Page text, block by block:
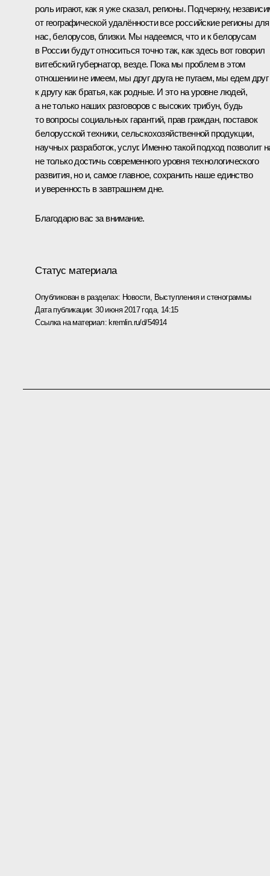
роль играют, как я уже сказал, регионы. Подчеркну,
от географической удалённости все российские регионы для
нас, белорусов, близки. Мы надеемся, что и к белорусам
в России будут относиться точно так, как здесь вот говорил
витебский губернатор, везде. Пока мы проблем в этом
отношении не имеем, мы друг друга не пугаем, мы едем друг
к другу как братья, как родные. И это на уровне людей,
а не только наших разговоров с высоких трибун, будь
то вопросы социальных гарантий, прав граждан, поставок
белорусской техники, сельскохозяйственной продукции,
научных разработок, услуг. Именно такой подход позволит
не только достичь современного уровня технологического
развития, но и, самое главное, сохранить наше единство
и уверенность в завтрашнем дне.
Благодарю вас за внимание.
Статус материала
Опубликован в разделах: Новости, Выступления и стенограммы
Дата публикации:30 июня 2017 года, 14:15
Ссылка на материал: kremlin.ru/d/54914